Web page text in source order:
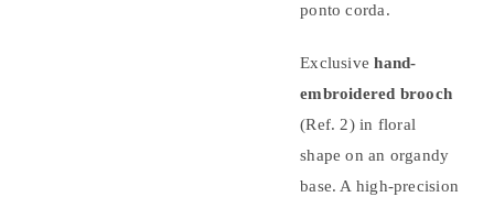
ponto corda.
Exclusivehand-
embroidered brooch
(Ref. 2) in floral
shape on an organdy
base. A high-precision